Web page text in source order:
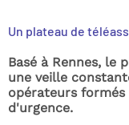
Un plateau de
Basé à Rennes, le
une veille
opérateurs
d'urgence.